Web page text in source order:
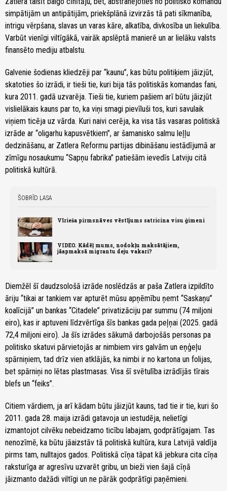
simpātijām un antipātijām, priekšplānā izvirzās tā pati sīkmanība,
intrigu vērpšana, slavas un varas kāre, alkatība, divkosība un liekulība.
Varbūt vienīgi viltīgākā, vairāk apslēptā manierē un ar lielāku valsts
finansēto mediju atbalstu.
Galvenie šodienas kliedzēji par “kaunu”, kas būtu politiķiem jāizjūt,
skatoties šo izrādi, ir tieši tie, kuri bija tās politiskās komandas fani,
kura 2011. gadā uzvarēja. Tieši tie, kuriem pašiem arī būtu jāizjūt
vislielākais kauns par to, ka viņi smagi pievīluši tos, kuri savulaik
viņiem ticēja uz vārda. Kuri naivi cerēja, ka visa tās vasaras politiskā
izrāde ar “oligarhu kapusvētkiem”, ar šamanisko salmu leļļu
dedzināšanu, ar Zatlera Reformu partijas dibināšanu iestādījumā ar
zīmīgu nosaukumu “Sapņu fabrika” patiešām ievedīs Latviju citā
politiskā kultūrā.
ŠOBRĪD LASA
Vīrieša pirmsnāves vēstījums satricina visu ģimeni
VIDEO. Kādēļ mums, nodokļu maksātājiem,
jāapmaksā migrantu deju vakari?
Diemžēl šī daudzsološā izrāde noslēdzās ar paša Zatlera izpildīto
āriju “tikai ar tankiem var apturēt mūsu apņēmību ņemt “Saskaņu”
koalīcijā” un bankas “Citadele” privatizāciju par summu (74 miljoni
eiro), kas ir aptuveni līdzvērtīga šīs bankas gada peļņai (2025. gadā
72,4 miljoni eiro). Ja šīs izrādes sākumā darbojošās personas pa
politisko skatuvi pārvietojās ar nimbiem virs galvām un eņģeļu
spārniņiem, tad drīz vien atklājās, ka nimbi ir no kartona un folijas,
bet spārniņi no lētas plastmasas. Visa šī svētulība izrādījās tīrais
blefs un “feiks”.
Citiem vārdiem, ja arī kādam būtu jāizjūt kauns, tad tie ir tie, kuri šo
2011. gada 28. maija izrādi gatavoja un iestudēja, nelietīgi
izmantojot cilvēku nebeidzamo ticību labajam, godprātīgajam. Tas
nenozīmē, ka būtu jāaizstāv tā politiskā kultūra, kura Latvijā valdīja
pirms tam, nulltajos gados. Politiskā cīņa tāpat kā jebkura cita cīņa
raksturīga ar agresīvu uzvarēt gribu, un bieži vien šajā cīņā
jāizmanto dažādi viltīgi un ne pārāk godprātīgi paņēmieni.